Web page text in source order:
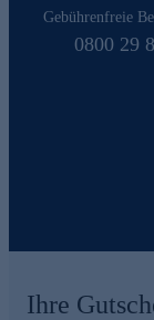
Gebührenfreie
0800 29
Ihre